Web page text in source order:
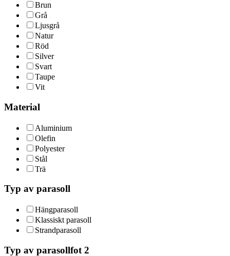
Brun
Grå
Ljusgrå
Natur
Röd
Silver
Svart
Taupe
Vit
Material
Aluminium
Olefin
Polyester
Stål
Trä
Typ av parasoll
Hängparasoll
Klassiskt parasoll
Strandparasoll
Typ av parasollfot 2